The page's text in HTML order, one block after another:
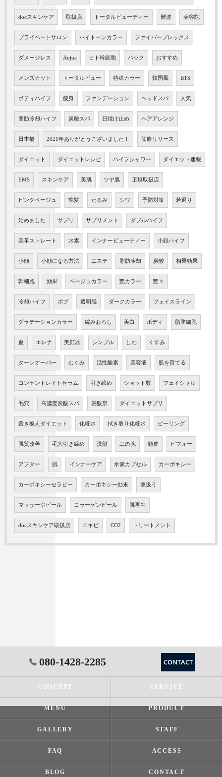
docスキンケア 取扱店 トータルビューティー 難波 美容院
プライベートサロン ハイトーンカラー ファイバープレックス
ダメージレス Aujua ヒト幹細胞 パック おすすめ
メンズカット トータルビュー 特殊カラー 韓国風 BTS
ボディハイフ 痩身 ファンデーション ヘッドスパ 人気
脂肪冷却ハイフ 炭酸スパ 日焼け止め ヘアアレンジ
日本橋 2021年ありがとうございました！ 筋膜リリース
ダイエット ダイエットレシピ ハイフシャワー ダイエット速報
EMS スキンケア 美肌 ツヤ肌 正規取扱店
ピンクベージュ 艶髪 たるみ シワ 予防対策 若返り
始めました サプリ サプリメント ダブルハイフ
美革ストレート 水素 インナービューティー 小顔ハイフ
小顔 小顔になる方法 エステ 脂肪冷却 炭酸 相乗効果
幹細胞 効果 ベージュカラー 艶カラー 艶々
冷却ハイフ ボブ 透明感 ダークカラー フェイスライン
グラデーションカラー 編みおろし 美白 ボディ 脂肪細胞
夏 エレナ 美顔器 シンプル しわ くすみ
ターンオーバー むくみ 活性酸素 美容液 肌を育てる
コンセントレイトセラム 引き締め ショット数 フェイシャル
毛穴 高濃度炭酸スパ 炭酸泉 ダイエットサプリ
置き換えダイエット 化粧水 拭き取り化粧水 ピーリング
肌質改善 毛穴引き締め 洗顔 二の腕 頭皮 ビフォー
アフター 肌 インナーケア 水素カプセル カーボキシー
カーボキシーセラピー カーボキシー効果 取扱う
マッサージピール コラーゲンピール 肌再生
docスキンケア取扱店 ニキビ CO2 トリートメント
080-1428-2285 CONTACT
CONCEPT SERVICE
MENU PRODUCT
GALLERY STAFF
FAQ ACCESS
BLOG CONTACT